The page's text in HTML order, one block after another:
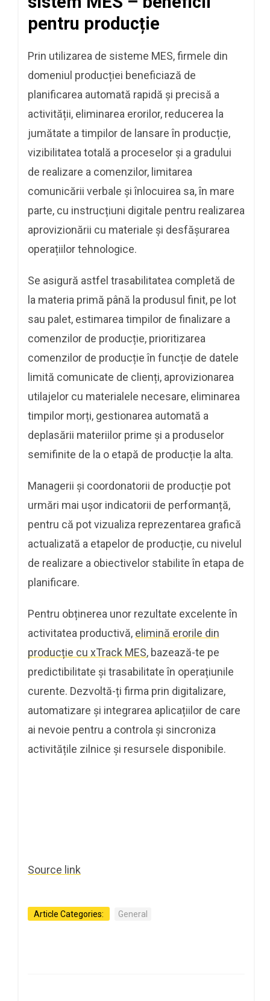
pentru producție
Prin utilizarea de sisteme MES, firmele din
domeniul producției beneficiază de
planificarea automată rapidă și precisă a
activității, eliminarea erorilor, reducerea la
jumătate a timpilor de lansare în producție,
vizibilitatea totală a proceselor și a gradului
de realizare a comenzilor, limitarea
comunicării verbale și înlocuirea sa, în mare
parte, cu instrucțiuni digitale pentru realizarea
aprovizionării cu materiale și desfășurarea
operațiilor tehnologice.
Se asigură astfel trasabilitatea completă de
la materia primă până la produsul finit, pe lot
sau palet, estimarea timpilor de finalizare a
comenzilor de producție, prioritizarea
comenzilor de producție în funcție de datele
limită comunicate de clienți, aprovizionarea
utilajelor cu materialele necesare, eliminarea
timpilor morți, gestionarea automată a
deplasării materiilor prime și a produselor
semifinite de la o etapă de producție la alta.
Managerii și coordonatorii de producție pot
urmări mai ușor indicatorii de performanță,
pentru că pot vizualiza reprezentarea grafică
actualizată a etapelor de producție, cu nivelul
de realizare a obiectivelor stabilite în etapa de
planificare.
Pentru obținerea unor rezultate excelente în
activitatea productivă, elimină erorile din
producție cu xTrack MES, bazează-te pe
predictibilitate și trasabilitate în operațiunile
curente. Dezvoltă-ți firma prin digitalizare,
automatizare și integrarea aplicațiilor de care
ai nevoie pentru a controla și sincroniza
activitățile zilnice și resursele disponibile.
Source link
Article Categories: General